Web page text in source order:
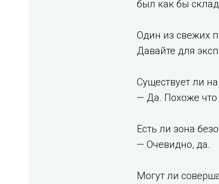
был как бы
Один из свежих
Давайте для
Существует ли
— Да. Похоже что
Есть ли зона
— Очевидно, да.
Могут ли